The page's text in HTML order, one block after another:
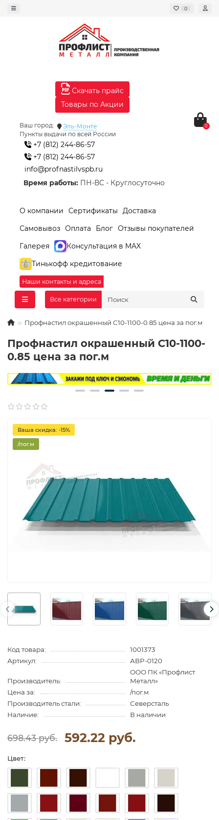
0
Скачать прайс
Товары по Акции
Ваш город:
Эль-Монте
Пункты выдачи по всей России
+7 (812) 244-86-57
+7 (812) 244-86-57
info@profnastilvspb.ru
Время работы: ПН-ВС - Круглосуточно
0
О компании Сертификаты
Доставка
Самовывоз Оплата Блог Отзывы покупателей
Галерея
Консультация в MAX
Тинькофф кредитование
Наши контакты и адреса
Все категории
Профнастил окрашенный С10-1100-0.85 цена за пог.м
Профнастил окрашенный С10-1100-
0.85 цена за пог.м
Ваша скидка: -15%
/пог.м
Код товара:
1001373
Артикул:
АВP-0120
Производитель:
ООО ПК «Профлист
Металл»
Цена за:
/пог.м
Производитель стали:
Северсталь
Наличие:
В наличии
698.43 руб. 592.22 руб.
Цвет: